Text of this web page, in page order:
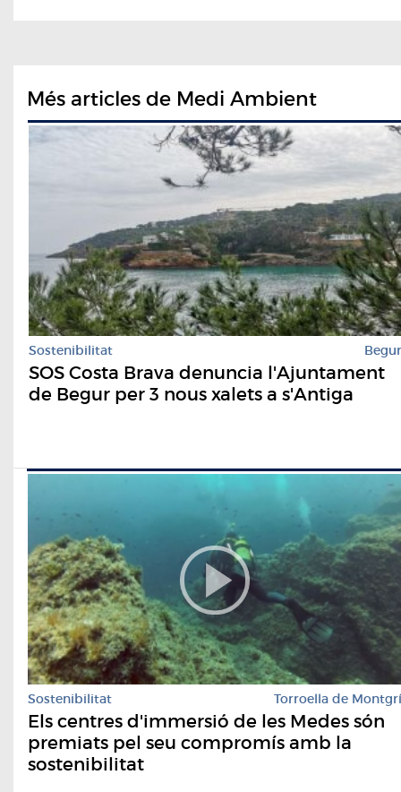
Més articles de Medi Ambient
Sostenibilitat Begur
SOS Costa Brava denuncia l'Ajuntament
de Begur per 3 nous xalets a s'Antiga
Sostenibilitat Torroella de Montgrí
Els centres d'immersió de les Medes són
premiats pel seu compromís amb la
sostenibilitat